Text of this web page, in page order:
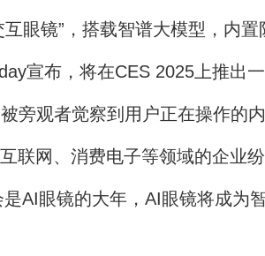
眼镜”，搭载智谱大模型，内置
布，将在CES 2025上推出
旁观者觉察到用户正在操作的内
网、消费电子等领域的企业
AI眼镜的大年，AI眼镜将成为